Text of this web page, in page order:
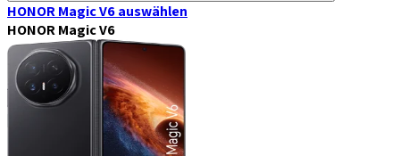
HONOR Magic V6auswählen
HONOR Magic V6